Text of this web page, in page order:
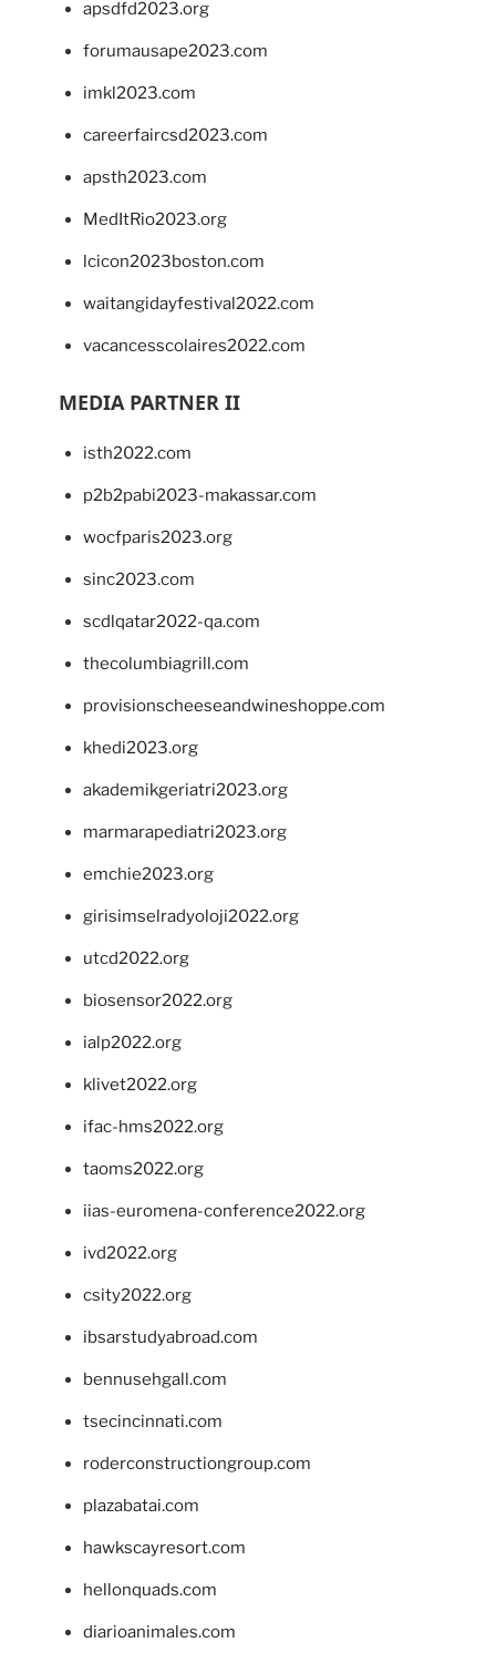
apsdfd2023.org
forumausape2023.com
imkl2023.com
careerfaircsd2023.com
apsth2023.com
MedItRio2023.org
lcicon2023boston.com
waitangidayfestival2022.com
vacancesscolaires2022.com
MEDIA PARTNER II
isth2022.com
p2b2pabi2023-makassar.com
wocfparis2023.org
sinc2023.com
scdlqatar2022-qa.com
thecolumbiagrill.com
provisionscheeseandwineshoppe.com
khedi2023.org
akademikgeriatri2023.org
marmarapediatri2023.org
emchie2023.org
girisimselradyoloji2022.org
utcd2022.org
biosensor2022.org
ialp2022.org
klivet2022.org
ifac-hms2022.org
taoms2022.org
iias-euromena-conference2022.org
ivd2022.org
csity2022.org
ibsarstudyabroad.com
bennusehgall.com
tsecincinnati.com
roderconstructiongroup.com
plazabatai.com
hawkscayresort.com
hellonquads.com
diarioanimales.com